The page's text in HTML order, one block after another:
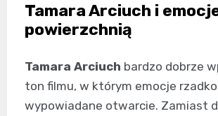
Tamara Arciuch i
powierzchnią
Tamara Arciuch bardzo dobrze
ton filmu, w którym emocje
wypowiadane otwarcie. Zamiast